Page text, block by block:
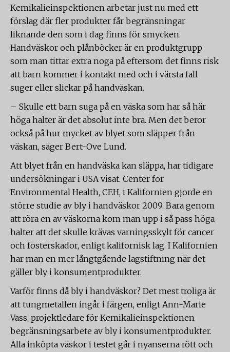
Kemikalieinspektionen arbetar just nu med ett
förslag där fler produkter får begränsningar
liknande den som i dag finns för smycken.
Handväskor och plånböcker är en produktgrupp
som man tittar extra noga på eftersom det finns risk
att barn kommer i kontakt med och i värsta fall
suger eller slickar på handväskan.
– Skulle ett barn suga på en väska som har så här
höga halter är det absolut inte bra. Men det beror
också på hur mycket av blyet som släpper från
väskan, säger Bert-Ove Lund.
Att blyet från en handväska kan släppa, har tidigare
undersökningar i USA visat. Center for
Environmental Health, CEH, i Kalifornien gjorde en
större studie av bly i handväskor 2009. Bara genom
att röra en av väskorna kom man upp i så pass höga
halter att det skulle krävas varningsskylt för cancer
och fosterskador, enligt kalifornisk lag. I Kalifornien
har man en mer långtgående lagstiftning när det
gäller bly i konsumentprodukter.
Varför finns då bly i handväskor? Det mest troliga är
att tungmetallen ingår i färgen, enligt Ann-Marie
Vass, projektledare för Kemikalieinspektionen
begränsningsarbete av bly i konsumentprodukter.
Alla inköpta väskor i testet går i nyanserna rött och